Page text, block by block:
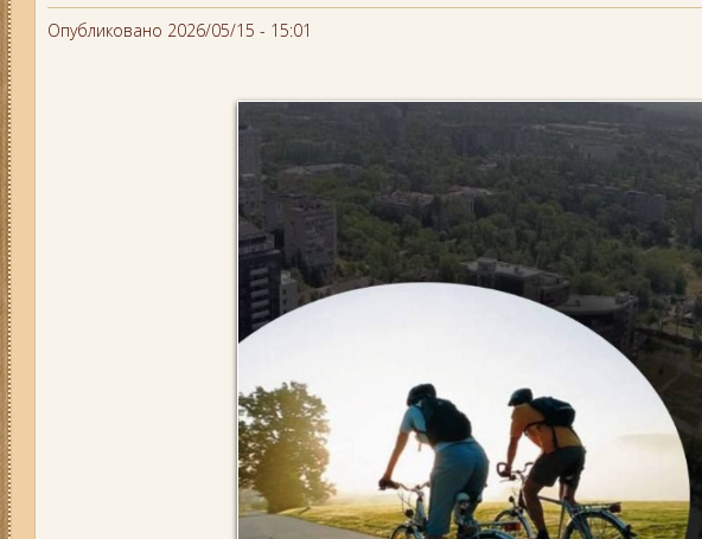
Опубликовано 2026/05/15 - 15:01